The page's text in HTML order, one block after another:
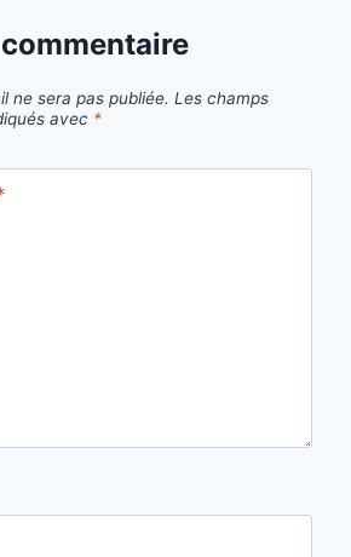
ne sera pas publiée. Les champs
avec *